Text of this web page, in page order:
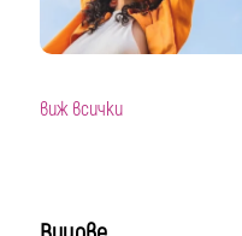
виж всички